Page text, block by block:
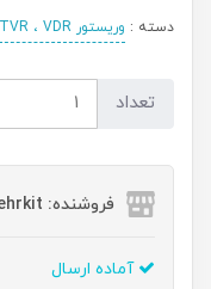
دسته : وریستور TVR ، VDR
تعداد
فروشنده: mehrkit/مهرکیت
آماده ارسال